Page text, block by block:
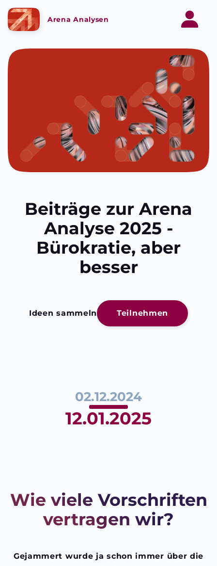
Arena Analysen
Beiträge zur Arena
Analyse 2025 -
Bürokratie, aber
besser
Ideen sammeln Teilnehmen
02.12.2024
12.01.2025
Wie viele Vorschriften
vertragen wir?
Gejammert wurde ja schon immer über die